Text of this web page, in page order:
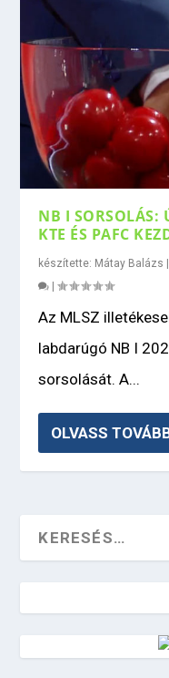
NB I SORSOLÁS:
KTE ÉS PAFC
készítette: Mátay Balázs
|
Az MLSZ
labdarúgó NB I
sorsolását. A...
OLVASS